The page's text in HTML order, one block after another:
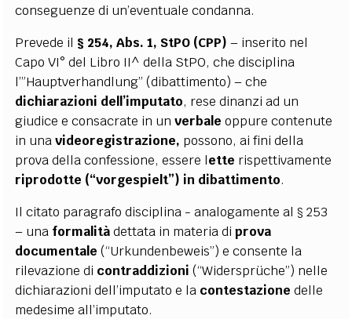
conseguenze di un’eventuale condanna.
Prevede il § 254, Abs. 1, StPO (CPP) – inserito nel
Capo VI° del Libro II^ della StPO, che disciplina
l’”Hauptverhandlung” (dibattimento) – che
dichiarazioni dell’imputato, rese dinanzi ad un
giudice e consacrate in unverbale oppure contenute
in unavideoregistrazione, possono, ai fini della
prova della confessione, essere lette rispettivamente
riprodotte (“vorgespielt”) in dibattimento.
Il citato paragrafo disciplina - analogamente al § 253
– una formalitàdettata in materia diprova
documentale (“Urkundenbeweis”) e consente la
rilevazione di contraddizioni(“Widersprüche”) nelle
dichiarazioni dell’imputato e la contestazionedelle
medesime all’imputato.